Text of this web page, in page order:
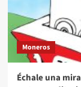
Moneros
Échale una